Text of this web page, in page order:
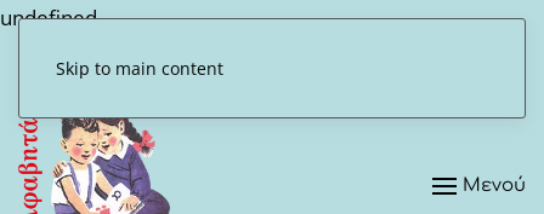
undefined
Skip to main content
Μενού